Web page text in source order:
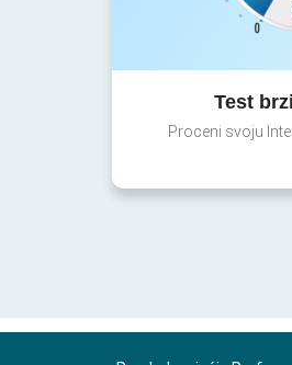
Test
Proceni svoju